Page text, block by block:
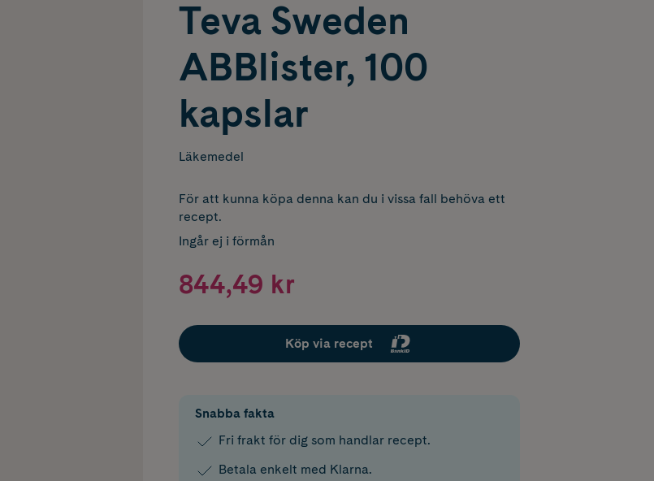
Teva Sweden
ABBlister, 100
kapslar
Läkemedel
För att kunna köpa denna kan du i vissa fall behöva ett
recept.
Ingår ej i förmån
844,49 kr
Köp via recept
Snabba fakta
Fri frakt för dig som handlar recept.
Betala enkelt med Klarna.